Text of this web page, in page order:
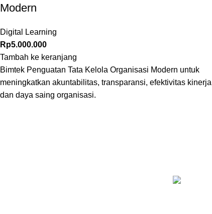
Modern
Digital Learning
Rp5.000.000
Tambah ke keranjang
Bimtek Penguatan Tata Kelola Organisasi Modern untuk
meningkatkan akuntabilitas, transparansi, efektivitas
dan daya saing organisasi.